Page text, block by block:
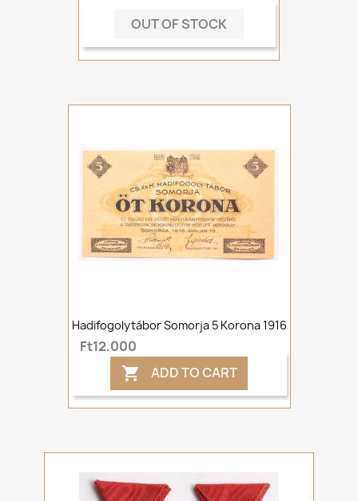
OUT OF STOCK
Hadifogolytábor Somorja 5 Korona 1916
Ft12,000
 ADD TO CART